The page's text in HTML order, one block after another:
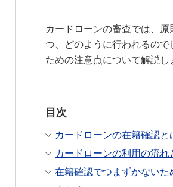
カードローンの審査では、
つ、どのように行われるの
ための注意点について解説し
目次
カードローンの在籍確認と
カードローンの利用の流
在籍確認でつまずかないた